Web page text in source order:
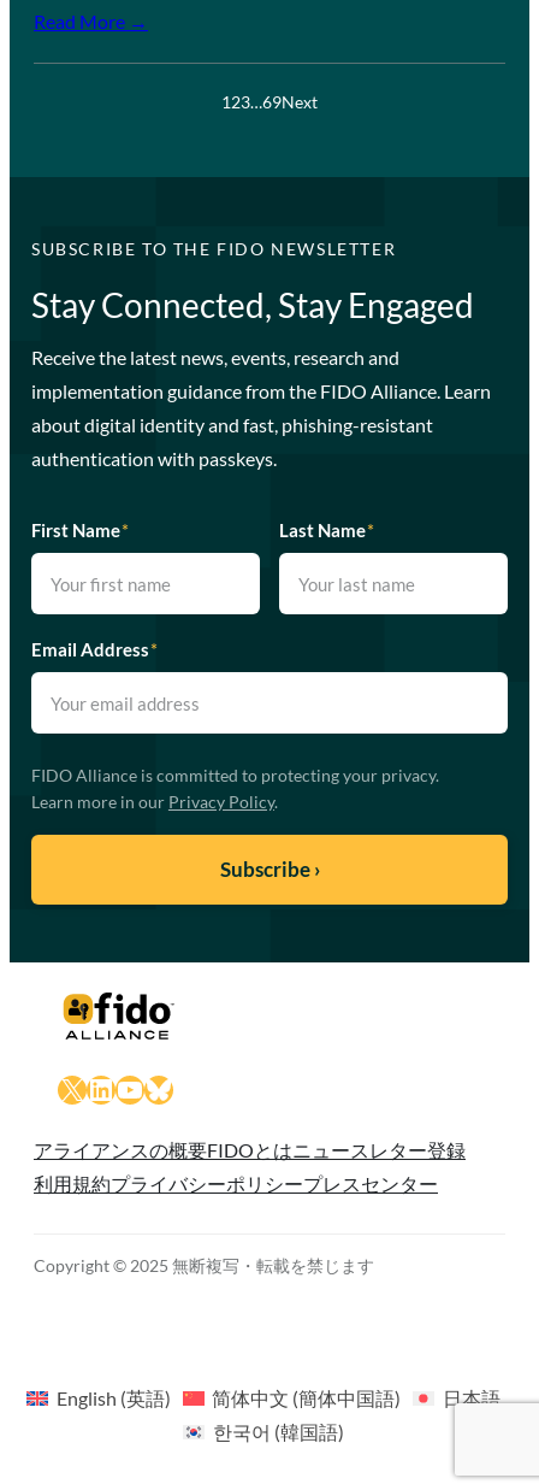
Read More →
123…69Next
SUBSCRIBE TO THE FIDO NEWSLETTER
Stay Connected, Stay Engaged
Receive the latest news, events, research and
implementation guidance from the FIDO Alliance. Learn
about digital identity and fast, phishing-resistant
authentication with passkeys.
First Name* Last Name*
Email Address*
FIDO Alliance is committed to protecting your privacy.
Learn more in our Privacy Policy.
X LinkedIn
YouTube
Bluesky
アライアンスの概要FIDOとは ニュースレター登録
利用規約プライバシーポリシープレスセンター
Copyright © 2025 無断複写・転載を禁じます
English (英語) 简体中文 (簡体中国語)
日本語
한국어 (韓国語)